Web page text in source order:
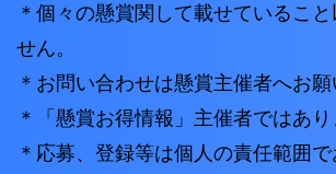
＊個々の懸賞関して載せているこ
せん。
＊お問い合わせは懸賞主催者へお願
＊「懸賞お得情報」主催者ではあり
＊応募、登録等は個人の責任範囲で